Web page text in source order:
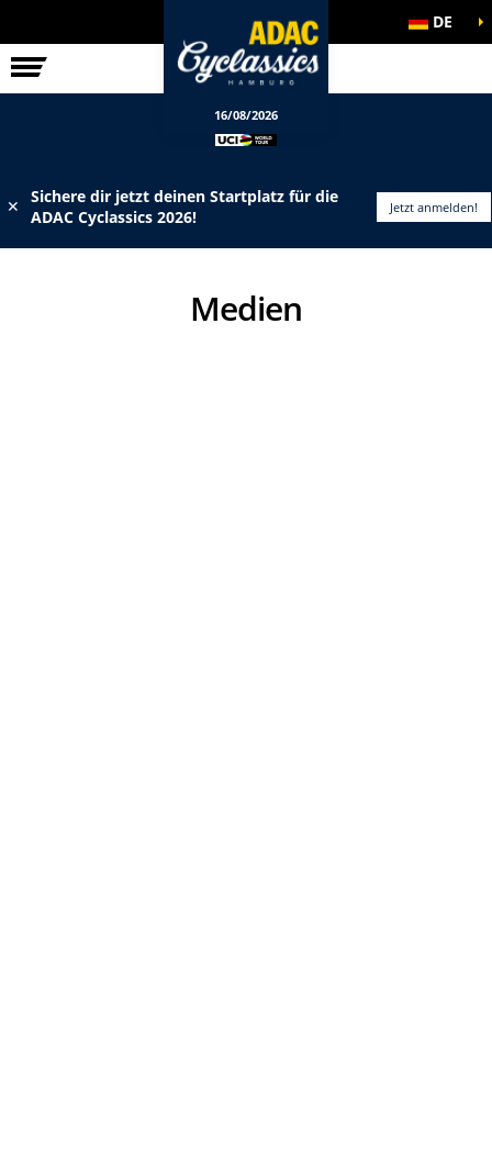
RENNEN DE
16/08/2026
✕
Sichere dir jetzt deinen Startplatz für die
ADAC Cyclassics 2026!
Jetzt anmelden!
Medien